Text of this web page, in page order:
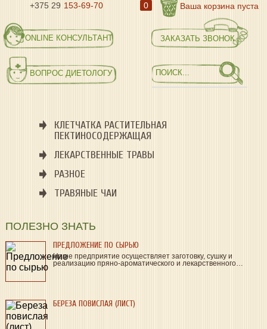
+375 29 153-69-70 0 Ваша корзина пуста
ЗАКАЗАТЬ ЗВОНОК
ВОПРОС ДИЕТОЛОГУ
ONLINE КОНСУЛЬТАНТ
КЛЕТЧАТКА РАСТИТЕЛЬНАЯ
ПЕКТИНОСОДЕРЖАЩАЯ
ЛЕКАРСТВЕННЫЕ ТРАВЫ
РАЗНОЕ
ТРАВЯНЫЕ ЧАИ
ПОЛЕЗНО ЗНАТЬ
ПРЕДЛОЖЕНИЕ ПО СЫРЬЮ
Наше предприятие осуществляет заготовку, сушку и
реализацию пряно-ароматического и лекарственного…
БЕРЕЗА ПОВИСЛАЯ (ЛИСТ)